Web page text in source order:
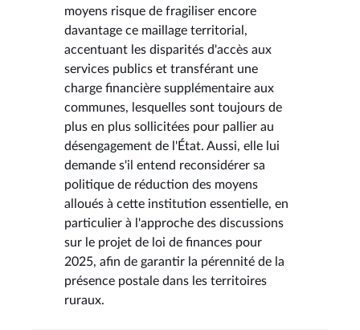
moyens risque de fragiliser encore
davantage ce maillage territorial,
accentuant les disparités d'accès aux
services publics et transférant une
charge financière supplémentaire aux
communes, lesquelles sont toujours de
plus en plus sollicitées pour pallier au
désengagement de l'État. Aussi, elle lui
demande s'il entend reconsidérer sa
politique de réduction des moyens
alloués à cette institution essentielle, en
particulier à l'approche des discussions
sur le projet de loi de finances pour
2025, afin de garantir la pérennité de la
présence postale dans les territoires
ruraux.